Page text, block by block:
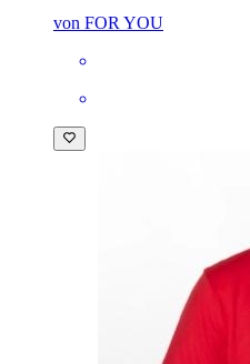
von FOR YOU